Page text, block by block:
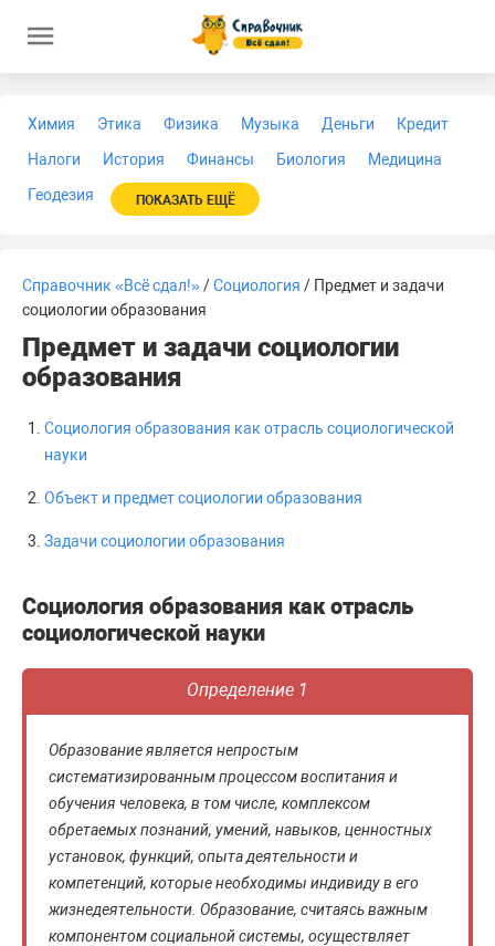
Химия Этика Физика Музыка Деньги
Кредит
Налоги
История Финансы Биология
Медицина
Геодезия
ПОКАЗАТЬ ЕЩЁ
Справочник «Всё сдал!»/Социология / Предмет и задачи
социологии образования
Предмет и задачи социологии
образования
Социология образования как отрасль социологической
науки
Объект и предмет социологии образования
Задачи социологии образования
Социология образования как отрасль
социологической науки
Определение 1
Образование является непростым
систематизированным процессом воспитания и
обучения человека, в том числе, комплексом
обретаемых познаний, умений, навыков, ценностных
установок, функций, опыта деятельности и
компетенций, которые необходимы индивиду в его
жизнедеятельности. Образование, считаясь важным
компонентом социальной системы, осуществляет